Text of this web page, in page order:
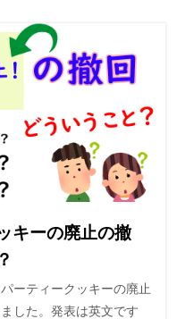
キーの廃止の撤
ーティークッキーの廃止
した。発表は英文です